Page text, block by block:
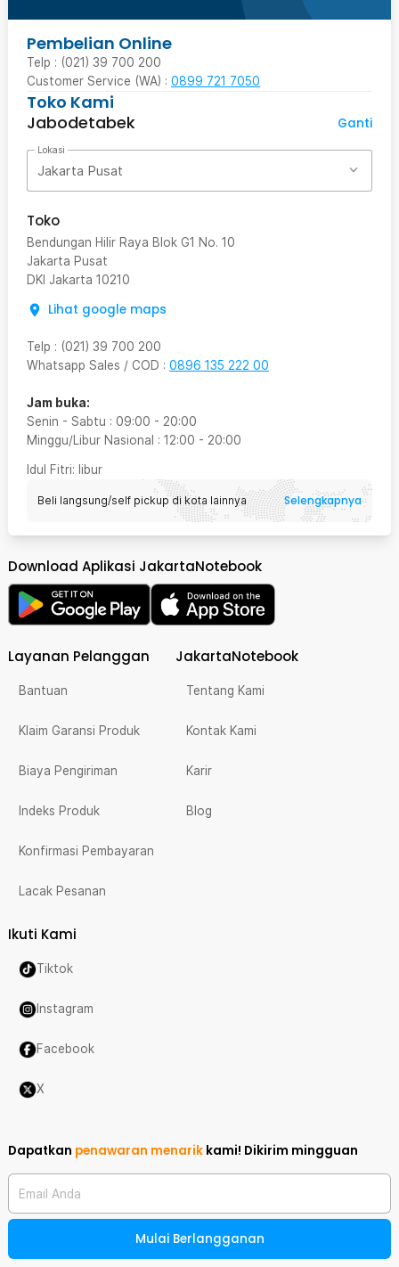
Pembelian Online
Telp : (021) 39 700 200
Customer Service (WA) : 0899 721 7050
Toko Kami
Jabodetabek
Ganti
Lokasi
Jakarta Pusat
Toko
Bendungan Hilir Raya Blok G1 No. 10
Jakarta Pusat
DKI Jakarta 10210
Lihat google maps
Telp : (021) 39 700 200
Whatsapp Sales / COD : 0896 135 222 00
Jam buka:
Senin - Sabtu : 09:00 - 20:00
Minggu/Libur Nasional : 12:00 - 20:00
Idul Fitri: libur
Beli langsung/self pickup di kota lainnya Selengkapnya
Download Aplikasi JakartaNotebook
Layanan Pelanggan
Bantuan
Klaim Garansi Produk
Biaya Pengiriman
Indeks Produk
Konfirmasi Pembayaran
Lacak Pesanan
JakartaNotebook
Tentang Kami
Kontak Kami
Karir
Blog
Ikuti Kami
Tiktok
Instagram
Facebook
X
Dapatkan penawaran menarik kami! Dikirim mingguan
Email Anda
Mulai Berlangganan